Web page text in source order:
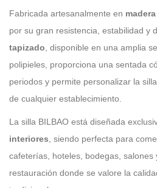
Fabricada artesanalmente en
por su gran resistencia, estabilidad y
tapizado , disponible en una amplia
polipieles, proporciona una sentada
periodos y permite personalizar la
de cualquier establecimiento.
La silla BILBAO está diseñada
interiores , siendo perfecta para
cafeterías, hoteles, bodegas, salones
restauración donde se valore la